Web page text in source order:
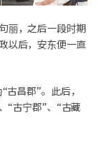
丽，之后一段时期
以后，安东便一直
昌郡”。此后，
“古宁郡”、“古藏